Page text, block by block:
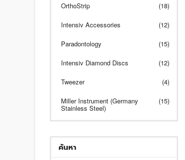
OrthoStrip (18)
Intensiv Accessories (12)
Paradontology (15)
Intensiv Diamond Discs (12)
Tweezer (4)
Miller Instrument (Germany
Stainless Steel)
(15)
ค้นหา